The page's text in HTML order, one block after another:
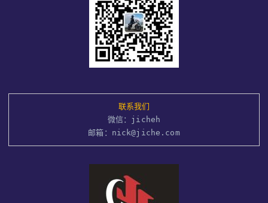
联系我们
微信：jicheh
邮箱：nick@jiche.com